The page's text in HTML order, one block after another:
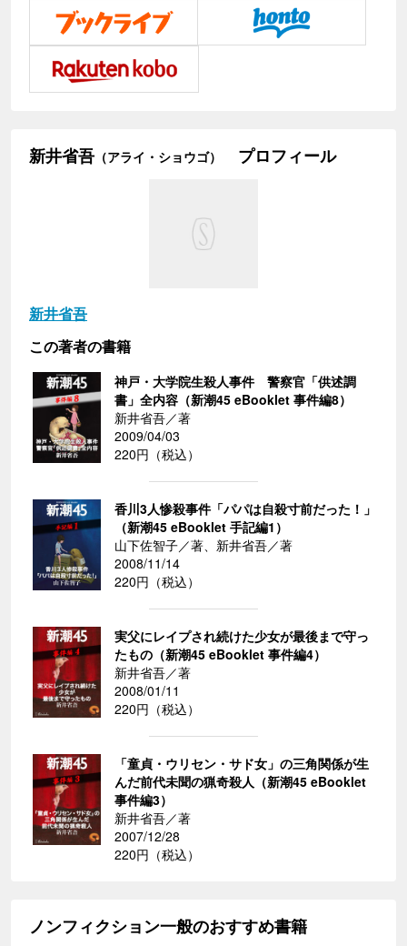
新井省吾 （アライ・ショウゴ） プロフィール
新井省吾
この著者の書籍
神戸・大学院生殺人事件 警察官「供述調
書」全内容（新潮45 eBooklet 事件編8）
新井省吾／著
2009/04/03
220円（税込）
香川3人惨殺事件「パパは自殺寸前だった！」
（新潮45 eBooklet 手記編1）
山下佐智子／著、新井省吾／著
2008/11/14
220円（税込）
実父にレイプされ続けた少女が最後まで守っ
たもの（新潮45 eBooklet 事件編4）
新井省吾／著
2008/01/11
220円（税込）
「童貞・ウリセン・サド女」の三角関係が生
んだ前代未聞の猟奇殺人（新潮45 eBooklet
事件編3）
新井省吾／著
2007/12/28
220円（税込）
ノンフィクション一般のおすすめ書籍